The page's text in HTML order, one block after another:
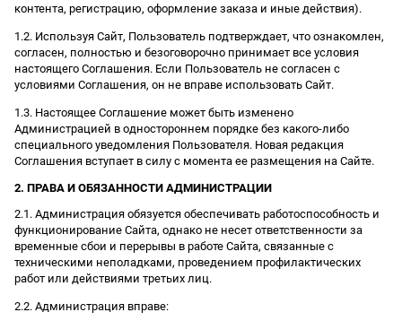
контента, регистрацию, оформление заказа и иные действия).
1.2. Используя Сайт, Пользователь подтверждает, что ознакомлен,
согласен, полностью и безоговорочно принимает все условия
настоящего Соглашения. Если Пользователь не согласен с
условиями Соглашения, он не вправе использовать Сайт.
1.3. Настоящее Соглашение может быть изменено
Администрацией в одностороннем порядке без какого-либо
специального уведомления Пользователя. Новая редакция
Соглашения вступает в силу с момента ее размещения на Сайте.
2. ПРАВА И ОБЯЗАННОСТИ АДМИНИСТРАЦИИ
2.1. Администрация обязуется обеспечивать работоспособность и
функционирование Сайта, однако не несет ответственности за
временные сбои и перерывы в работе Сайта, связанные с
техническими неполадками, проведением профилактических
работ или действиями третьих лиц.
2.2. Администрация вправе: